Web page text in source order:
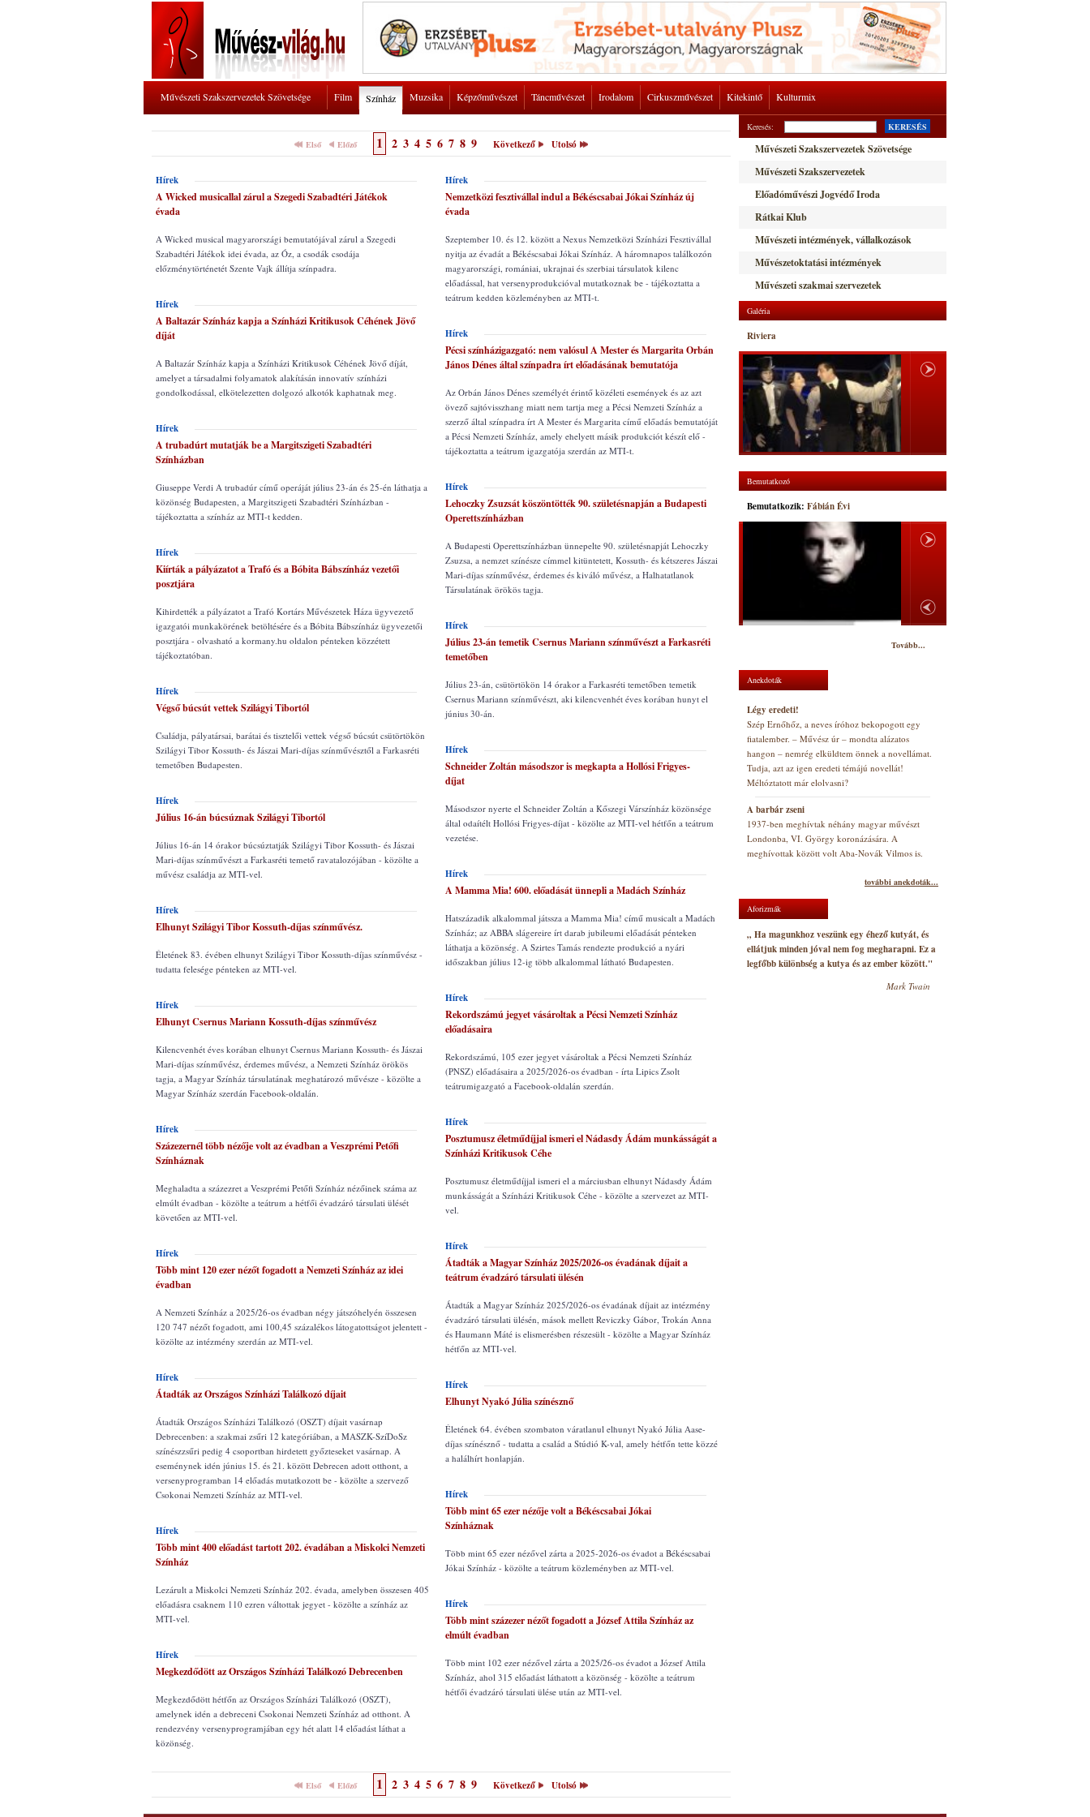
Művészeti Szakszervezetek Szövetsége Film Színház Muzsika Képzőművészet Táncművészet Irodalom Cirkuszművészet Kitekintő Kulturmix
Első Előző 1 2 3 4 5 6 7 8 9 Következő Utolsó
Hírek
A Wicked musicallal zárul a Szegedi Szabadtéri Játékok
évada
A Wicked musical magyarországi bemutatójával zárul a Szegedi
Szabadtéri Játékok idei évada, az Óz, a csodák csodája
előzménytörténetét Szente Vajk állítja színpadra.
Hírek
A Baltazár Színház kapja a Színházi Kritikusok Céhének Jövő
díját
A Baltazár Színház kapja a Színházi Kritikusok Céhének Jövő díját,
amelyet a társadalmi folyamatok alakításán innovatív színházi
gondolkodással, elkötelezetten dolgozó alkotók kaphatnak meg.
Hírek
A trubadúrt mutatják be a Margitszigeti Szabadtéri
Színházban
Giuseppe Verdi A trubadúr című operáját július 23-án és 25-én láthatja a
közönség Budapesten, a Margitszigeti Szabadtéri Színházban -
tájékoztatta a színház az MTI-t kedden.
Hírek
Kiírták a pályázatot a Trafó és a Bóbita Bábszínház vezetői
posztjára
Kihirdették a pályázatot a Trafó Kortárs Művészetek Háza ügyvezető
igazgatói munkakörének betöltésére és a Bóbita Bábszínház ügyvezetői
posztjára - olvasható a kormany.hu oldalon pénteken közzétett
tájékoztatóban.
Hírek
Végső búcsút vettek Szilágyi Tibortól
Családja, pályatársai, barátai és tisztelői vettek végső búcsút csütörtökön
Szilágyi Tibor Kossuth- és Jászai Mari-díjas színművésztől a Farkasréti
temetőben Budapesten.
Hírek
Július 16-án búcsúznak Szilágyi Tibortól
Július 16-án 14 órakor búcsúztatják Szilágyi Tibor Kossuth- és Jászai
Mari-díjas színművészt a Farkasréti temető ravatalozójában - közölte a
művész családja az MTI-vel.
Hírek
Elhunyt Szilágyi Tibor Kossuth-díjas színművész.
Életének 83. évében elhunyt Szilágyi Tibor Kossuth-díjas színművész -
tudatta felesége pénteken az MTI-vel.
Hírek
Elhunyt Csernus Mariann Kossuth-díjas színművész
Kilencvenhét éves korában elhunyt Csernus Mariann Kossuth- és Jászai
Mari-díjas színművész, érdemes művész, a Nemzeti Színház örökös
tagja, a Magyar Színház társulatának meghatározó művésze - közölte a
Magyar Színház szerdán Facebook-oldalán.
Hírek
Százezernél több nézője volt az évadban a Veszprémi Petőfi
Színháznak
Meghaladta a százezret a Veszprémi Petőfi Színház nézőinek száma az
elmúlt évadban - közölte a teátrum a hétfői évadzáró társulati ülését
követően az MTI-vel.
Hírek
Több mint 120 ezer nézőt fogadott a Nemzeti Színház az idei
évadban
A Nemzeti Színház a 2025/26-os évadban négy játszóhelyén összesen
120 747 nézőt fogadott, ami 100,45 százalékos látogatottságot jelentett -
közölte az intézmény szerdán az MTI-vel.
Hírek
Átadták az Országos Színházi Találkozó díjait
Átadták Országos Színházi Találkozó (OSZT) díjait vasárnap
Debrecenben: a szakmai zsűri 12 kategóriában, a MASZK-SzíDoSz
színészzsűri pedig 4 csoportban hirdetett győzteseket vasárnap. A
eseménynek idén június 15. és 21. között Debrecen adott otthont, a
versenyprogramban 14 előadás mutatkozott be - közölte a szervező
Csokonai Nemzeti Színház az MTI-vel.
Hírek
Több mint 400 előadást tartott 202. évadában a Miskolci Nemzeti
Színház
Lezárult a Miskolci Nemzeti Színház 202. évada, amelyben összesen 405
előadásra csaknem 110 ezren váltottak jegyet - közölte a színház az
MTI-vel.
Hírek
Megkezdődött az Országos Színházi Találkozó Debrecenben
Megkezdődött hétfőn az Országos Színházi Találkozó (OSZT),
amelynek idén a debreceni Csokonai Nemzeti Színház ad otthont. A
rendezvény versenyprogramjában egy hét alatt 14 előadást láthat a
közönség.
Hírek
Nemzetközi fesztivállal indul a Békéscsabai Jókai Színház új
évada
Szeptember 10. és 12. között a Nexus Nemzetközi Színházi Fesztivállal
nyitja az évadát a Békéscsabai Jókai Színház. A háromnapos találkozón
magyarországi, romániai, ukrajnai és szerbiai társulatok kilenc
előadással, hat versenyprodukcióval mutatkoznak be - tájékoztatta a
teátrum kedden közleményben az MTI-t.
Hírek
Pécsi színházigazgató: nem valósul A Mester és Margarita Orbán
János Dénes által színpadra írt előadásának bemutatója
Az Orbán János Dénes személyét érintő közéleti események és az azt
övező sajtóvisszhang miatt nem tartja meg a Pécsi Nemzeti Színház a
szerző által színpadra írt A Mester és Margarita című előadás bemutatóját
a Pécsi Nemzeti Színház, amely ehelyett másik produkciót készít elő -
tájékoztatta a teátrum igazgatója szerdán az MTI-t.
Hírek
Lehoczky Zsuzsát köszöntötték 90. születésnapján a Budapesti
Operettszínházban
A Budapesti Operettszínházban ünnepelte 90. születésnapját Lehoczky
Zsuzsa, a nemzet színésze címmel kitüntetett, Kossuth- és kétszeres Jászai
Mari-díjas színművész, érdemes és kiváló művész, a Halhatatlanok
Társulatának örökös tagja.
Hírek
Július 23-án temetik Csernus Mariann színművészt a Farkasréti
temetőben
Július 23-án, csütörtökön 14 órakor a Farkasréti temetőben temetik
Csernus Mariann színművészt, aki kilencvenhét éves korában hunyt el
június 30-án.
Hírek
Schneider Zoltán másodszor is megkapta a Hollósi Frigyes-
díjat
Másodszor nyerte el Schneider Zoltán a Kőszegi Várszínház közönsége
által odaítélt Hollósi Frigyes-díjat - közölte az MTI-vel hétfőn a teátrum
vezetése.
Hírek
A Mamma Mia! 600. előadását ünnepli a Madách Színház
Hatszázadik alkalommal játssza a Mamma Mia! című musicalt a Madách
Színház; az ABBA slágereire írt darab jubileumi előadását pénteken
láthatja a közönség. A Szirtes Tamás rendezte produkció a nyári
időszakban július 12-ig több alkalommal látható Budapesten.
Hírek
Rekordszámú jegyet vásároltak a Pécsi Nemzeti Színház
előadásaira
Rekordszámú, 105 ezer jegyet vásároltak a Pécsi Nemzeti Színház
(PNSZ) előadásaira a 2025/2026-os évadban - írta Lipics Zsolt
teátrumigazgató a Facebook-oldalán szerdán.
Hírek
Posztumusz életműdíjjal ismeri el Nádasdy Ádám munkásságát a
Színházi Kritikusok Céhe
Posztumusz életműdíjjal ismeri el a márciusban elhunyt Nádasdy Ádám
munkásságát a Színházi Kritikusok Céhe - közölte a szervezet az MTI-
vel.
Hírek
Átadták a Magyar Színház 2025/2026-os évadának díjait a
teátrum évadzáró társulati ülésén
Átadták a Magyar Színház 2025/2026-os évadának díjait az intézmény
évadzáró társulati ülésén, mások mellett Reviczky Gábor, Trokán Anna
és Haumann Máté is elismerésben részesült - közölte a Magyar Színház
hétfőn az MTI-vel.
Hírek
Elhunyt Nyakó Júlia színésznő
Életének 64. évében szombaton váratlanul elhunyt Nyakó Júlia Aase-
díjas színésznő - tudatta a család a Stúdió K-val, amely hétfőn tette közzé
a halálhírt honlapján.
Hírek
Több mint 65 ezer nézője volt a Békéscsabai Jókai
Színháznak
Több mint 65 ezer nézővel zárta a 2025-2026-os évadot a Békéscsabai
Jókai Színház - közölte a teátrum közleményben az MTI-vel.
Hírek
Több mint százezer nézőt fogadott a József Attila Színház az
elmúlt évadban
Több mint 102 ezer nézővel zárta a 2025/26-os évadot a József Attila
Színház, ahol 315 előadást láthatott a közönség - közölte a teátrum
hétfői évadzáró társulati ülése után az MTI-vel.
Első Előző 1 2 3 4 5 6 7 8 9 Következő Utolsó
Keresés: KERESÉS
Művészeti Szakszervezetek Szövetsége
Művészeti Szakszervezetek
Előadóművészi Jogvédő Iroda
Rátkai Klub
Művészeti intézmények, vállalkozások
Művészetoktatási intézmények
Művészeti szakmai szervezetek
Galéria
Riviera
Bemutatkozó
Bemutatkozik: Fábián Évi
Tovább...
Anekdoták
Légy eredeti!
Szép Ernőhőz, a neves íróhoz bekopogott egy
fiatalember. – Művész úr – mondta alázatos
hangon – nemrég elküldtem önnek a novellámat.
Tudja, azt az igen eredeti témájú novellát!
Méltóztatott már elolvasni?
A barbár zseni
1937-ben meghívtak néhány magyar művészt
Londonba, VI. György koronázására. A
meghívottak között volt Aba-Novák Vilmos is.
további anekdoták...
Aforizmák
„ Ha magunkhoz veszünk egy éhező kutyát, és
ellátjuk minden jóval nem fog megharapni. Ez a
legfőbb különbség a kutya és az ember között."
Mark Twain